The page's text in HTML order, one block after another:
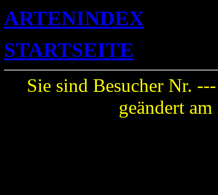
ARTENINDEX
STARTSEITE
Sie sind Besucher Nr.
geändert